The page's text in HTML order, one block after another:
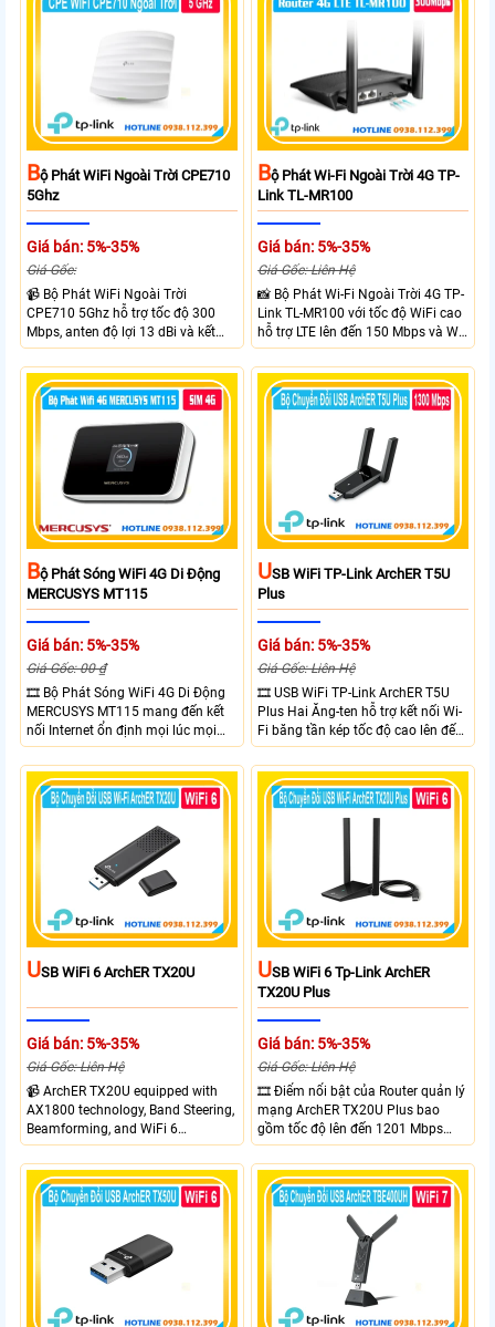
BỘ Phát WiFi Ngoài Trời CPE710
5Ghz
Giá bán: 5%-35%
Giá Gốc:
📹 Bộ Phát WiFi Ngoài Trời
CPE710 5Ghz hỗ trợ tốc độ 300
Mbps, anten độ lợi 13 dBi và kết
nối đường dài trên 10 km trong
điều kiện phù hợp. Trang bị cổng
Ethernet Shielded 10/100 Mbps, hỗ
trợ PoE Passive, MAXtream TDMA,
quản lý tập trung và phân tích
quang phổ. Chuẩn IPX5 giúp tăng
khả năng chống chịu thời tiết.
BỘ Phát Wi-Fi Ngoài Trời 4G TP-
Link TL-MR100
Giá bán: 5%-35%
Giá Gốc: Liên Hệ
📸 Bộ Phát Wi-Fi Ngoài Trời 4G TP-
Link TL-MR100 với tốc độ WiFi cao
hỗ trợ LTE lên đến 150 Mbps và Wi-
Fi 2.4 GHz lên đến 300 Mbps với
thiết kế với vỏ chống chịu thời tiết
chuẩn IP65, chống sét ±6kV và
chống tĩnh điện ±15kV
BỘ Phát Sóng WiFi 4G Di Động
MERCUSYS MT115
Giá bán: 5%-35%
Giá Gốc: 00 ₫
🎞 Bộ Phát Sóng WiFi 4G Di Động
MERCUSYS MT115 mang đến kết
nối Internet ổn định mọi lúc mọi
nơi với tốc độ 4G LTE tải xuống lên
đến 150Mbps. Chuẩn WiFi 6
AX300, pin 2400mAh hoạt động
đến 10 giờ và khả năng kết nối
USB WiFi TP-Link ArchER T5U
Plus
Giá bán: 5%-35%
Giá Gốc: Liên Hệ
🎞 USB WiFi TP-Link ArchER T5U
Plus Hai Ăng-ten hỗ trợ kết nối Wi-
Fi băng tần kép tốc độ cao lên đến
1300 Mbps. Hai ăng-ten ngoài kết
hợp công nghệ Beamforming giúp
tăng cường tín hiệu và vùng phủ
sóng. USB 3.0 cho tốc độ truyền dữ
và cài đặt dễ dàng không cần đĩa
tư
USB WiFi 6 ArchER TX20U
Giá bán: 5%-35%
Giá Gốc: Liên Hệ
📹 ArchER TX20U equipped with
AX1800 technology, Band Steering,
Beamforming, and WiFi 6
transmission. Band Steering
technology optimizes connections,
Beamforming enhances signal
focus for better coverage. Upgrade
leading-edge features.
USB WiFi 6 Tp-Link ArchER
TX20U Plus
Giá bán: 5%-35%
Giá Gốc: Liên Hệ
🎞 Điểm nổi bật của Router quản lý
mạng ArchER TX20U Plus bao
gồm tốc độ lên đến 1201 Mbps
trên băng tần 5 GHz và 574 Mbps
trên băng tần 2.4 GHz. công nghệ
Band Steering, Beamforming và
Wifi 6 cung cấp hiệu suất cao và
ổn định cho mạng Wi-Fi của bạn.